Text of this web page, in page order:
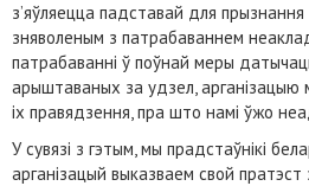
з’яўляецца падставай для
зняволеным з патрабаваннем
патрабаванні ў поўнай меры
арыштаваных за удзел, арганізацыю
іх правядзення, пра што намі ўжо
У сувязі з гэтым, мы прадстаўнікі
арганізацый выказваем свой пратэст